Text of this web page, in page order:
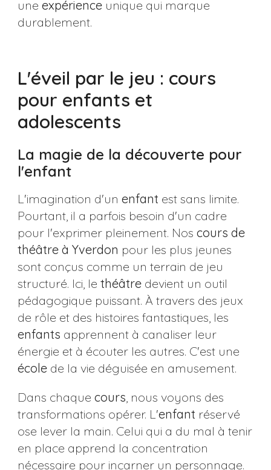
une expérienceunique qui marque
durablement.
L'éveil par le jeu : cours
pour enfants et
adolescents
La magie de la découverte pour
l'enfant
L'imagination d'un enfant est sans limite.
Pourtant, il a parfois besoin d'un cadre
pour l'exprimer pleinement. Nos cours de
théâtre à Yverdon pour les plus jeunes
sont conçus comme un terrain de jeu
structuré. Ici, le théâtredevient un outil
pédagogique puissant. À travers des jeux
de rôle et des histoires fantastiques, les
enfants apprennent à canaliser leur
énergie et à écouter les autres. C'est une
écolede la vie déguisée en amusement.
Dans chaque cours, nous voyons des
transformations opérer. L'enfant réservé
ose lever la main. Celui qui a du mal à tenir
en place apprend la concentration
nécessaire pour incarner un personnage.